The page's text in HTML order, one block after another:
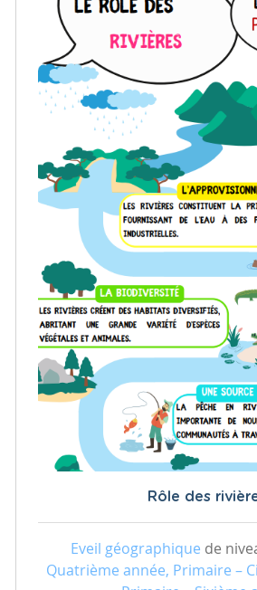
Rôle des
Eveil géographique de
Quatrième année, Primaire –